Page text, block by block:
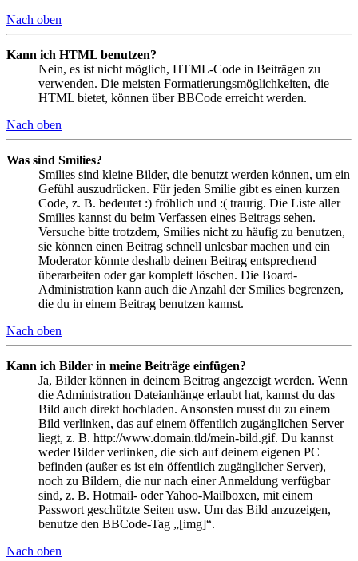
Nach oben
Kann ich HTML benutzen?
Nein, es ist nicht möglich, HTML-Code in Beiträgen zu
verwenden. Die meisten Formatierungsmöglichkeiten, die
HTML bietet, können über BBCode erreicht werden.
Nach oben
Was sind Smilies?
Smilies sind kleine Bilder, die benutzt werden können, um ein
Gefühl auszudrücken. Für jeden Smilie gibt es einen kurzen
Code, z. B. bedeutet :) fröhlich und :( traurig. Die Liste aller
Smilies kannst du beim Verfassen eines Beitrags sehen.
Versuche bitte trotzdem, Smilies nicht zu häufig zu benutzen,
sie können einen Beitrag schnell unlesbar machen und ein
Moderator könnte deshalb deinen Beitrag entsprechend
überarbeiten oder gar komplett löschen. Die Board-
Administration kann auch die Anzahl der Smilies begrenzen,
die du in einem Beitrag benutzen kannst.
Nach oben
Kann ich Bilder in meine Beiträge einfügen?
Ja, Bilder können in deinem Beitrag angezeigt werden. Wenn
die Administration Dateianhänge erlaubt hat, kannst du das
Bild auch direkt hochladen. Ansonsten musst du zu einem
Bild verlinken, das auf einem öffentlich zugänglichen Server
liegt, z. B. http://www.domain.tld/mein-bild.gif. Du kannst
weder Bilder verlinken, die sich auf deinem eigenen PC
befinden (außer es ist ein öffentlich zugänglicher Server),
noch zu Bildern, die nur nach einer Anmeldung verfügbar
sind, z. B. Hotmail- oder Yahoo-Mailboxen, mit einem
Passwort geschützte Seiten usw. Um das Bild anzuzeigen,
benutze den BBCode-Tag „[img]“.
Nach oben